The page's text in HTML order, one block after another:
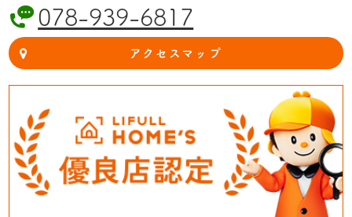
078-939-6817
アクセスマップ